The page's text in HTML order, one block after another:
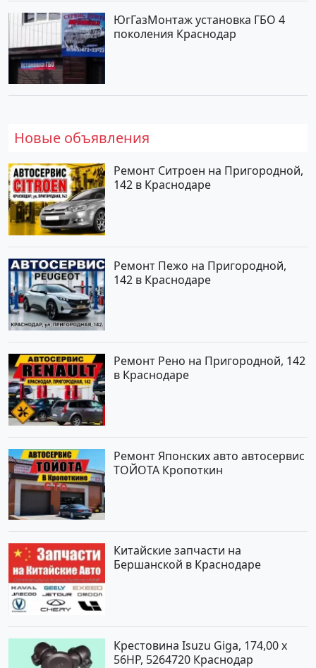
ЮгГазМонтаж установка ГБО 4
поколения Краснодар
Новые объявления
Ремонт Ситроен на Пригородной,
142 в Краснодаре
Ремонт Пежо на Пригородной,
142 в Краснодаре
Ремонт Рено на Пригородной, 142
в Краснодаре
Ремонт Японских авто автосервис
ТОЙОТА Кропоткин
Китайские запчасти на
Бершанской в Краснодаре
Крестовина Isuzu Giga, 174,00 x
56HP, 5264720 Краснодар